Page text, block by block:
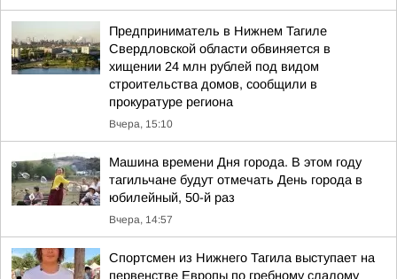
Предприниматель в Нижнем Тагиле
Свердловской области обвиняется в
хищении 24 млн рублей под видом
строительства домов, сообщили в
прокуратуре региона
Вчера, 15:10
Машина времени Дня города. В этом году
тагильчане будут отмечать День города в
юбилейный, 50-й раз
Вчера, 14:57
Спортсмен из Нижнего Тагила выступает на
первенстве Европы по гребному слалому